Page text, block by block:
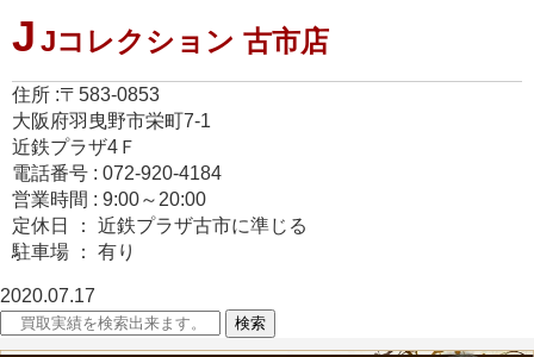
J Jコレクション 古市店
住所 :〒583-0853
大阪府羽曳野市栄町7-1
近鉄プラザ4Ｆ
電話番号 : 072-920-4184
営業時間 : 9:00～20:00
定休日 ： 近鉄プラザ古市に準じる
駐車場 ： 有り
2020.07.17